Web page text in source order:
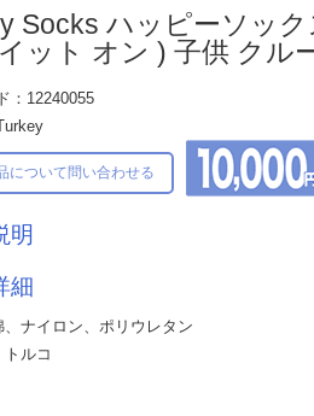
Socks ハッピーソッ
ット オン ) 子供 クル
：12240055
について問い合わせる
明
細
ナイロン、ポリウレタン
ルコ